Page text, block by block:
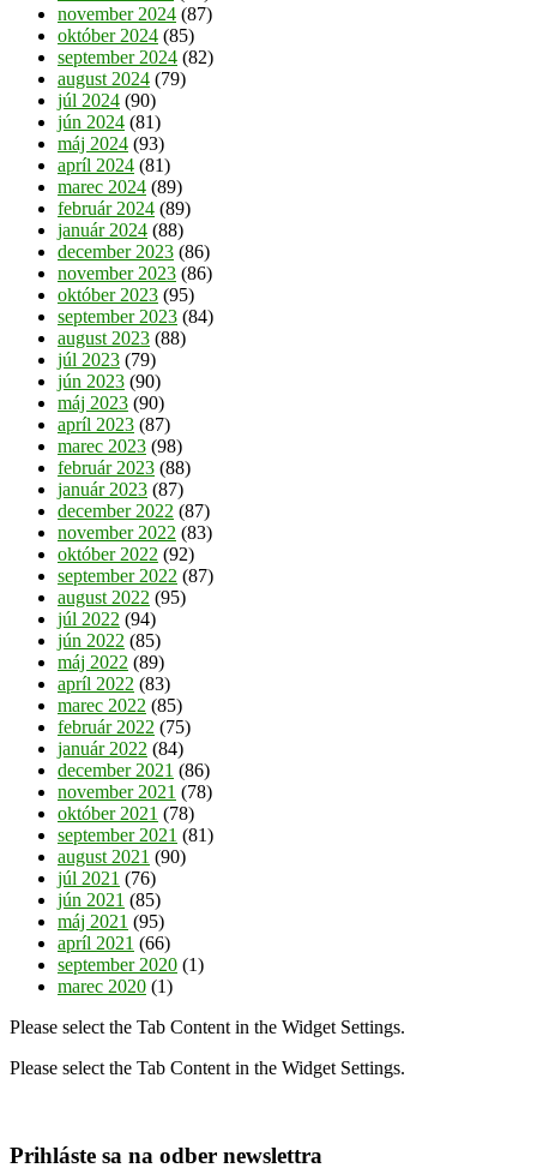
november 2024 (87)
október 2024 (85)
september 2024 (82)
august 2024 (79)
júl 2024 (90)
jún 2024 (81)
máj 2024 (93)
apríl 2024 (81)
marec 2024 (89)
február 2024 (89)
január 2024 (88)
december 2023 (86)
november 2023 (86)
október 2023 (95)
september 2023 (84)
august 2023 (88)
júl 2023 (79)
jún 2023 (90)
máj 2023 (90)
apríl 2023 (87)
marec 2023 (98)
február 2023 (88)
január 2023 (87)
december 2022 (87)
november 2022 (83)
október 2022 (92)
september 2022 (87)
august 2022 (95)
júl 2022 (94)
jún 2022 (85)
máj 2022 (89)
apríl 2022 (83)
marec 2022 (85)
február 2022 (75)
január 2022 (84)
december 2021 (86)
november 2021 (78)
október 2021 (78)
september 2021 (81)
august 2021 (90)
júl 2021 (76)
jún 2021 (85)
máj 2021 (95)
apríl 2021 (66)
september 2020 (1)
marec 2020 (1)
Please select the Tab Content in the Widget Settings.
Please select the Tab Content in the Widget Settings.
Prihláste sa na odber newslettra